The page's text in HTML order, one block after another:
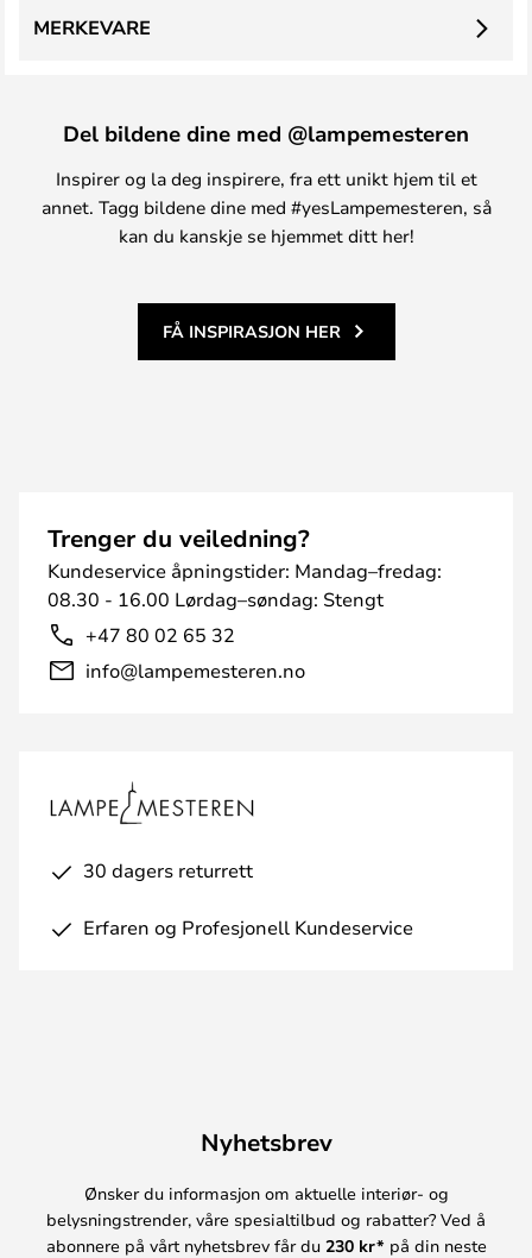
MERKEVARE
Del bildene dine med @lampemesteren
Inspirer og la deg inspirere, fra ett unikt hjem til et
annet. Tagg bildene dine med #yesLampemesteren, så
kan du kanskje se hjemmet ditt her!
FÅ INSPIRASJON HER
Trenger du veiledning?
Kundeservice åpningstider: Mandag–fredag:
08.30 - 16.00 Lørdag–søndag: Stengt
+47 80 02 65 32
info@lampemesteren.no
30 dagers returrett
Erfaren og Profesjonell Kundeservice
Nyhetsbrev
Ønsker du informasjon om aktuelle interiør- og
belysningstrender, våre spesialtilbud og rabatter? Ved å
abonnere på vårt nyhetsbrev får du 230 kr* på din neste